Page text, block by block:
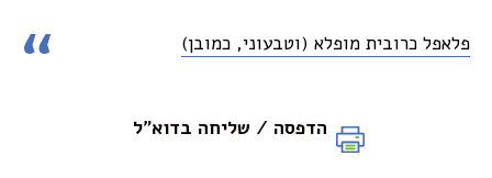
פלאפל כרובית מופלא (וטבעוני, כמובן)
הדפסה / שליחה בדוא"ל